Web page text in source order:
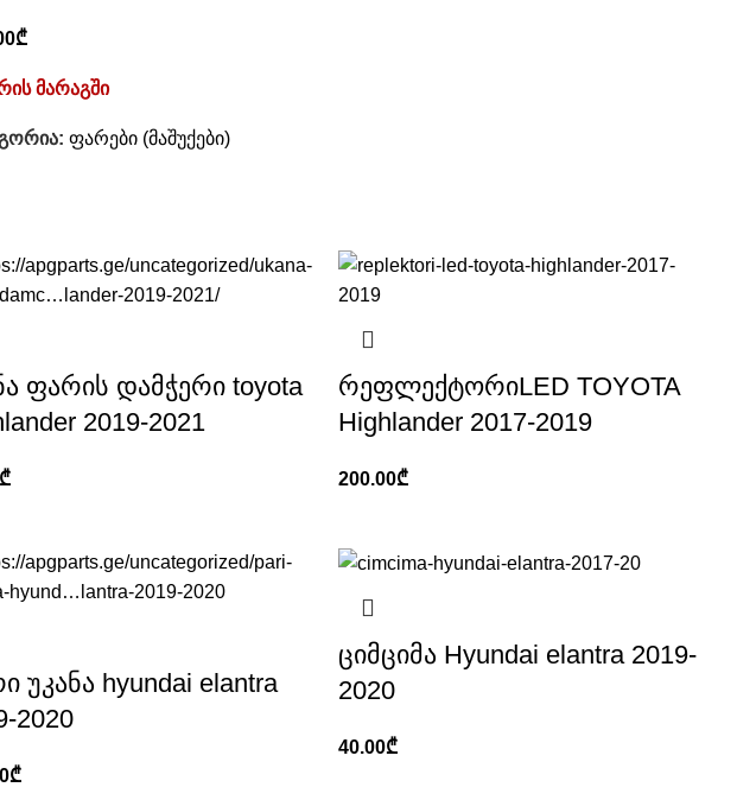
₾
მარაგში
ფარები (მაშუქები)
ფარის დამჭერი toyota
2019-2021
₾
რეფლექტორიLED TOYOTA
Highlander 2017-2019
200.00₾
უკანა hyundai elantra
2020
₾
ციმციმა Hyundai elantra 2019-
2020
40.00₾